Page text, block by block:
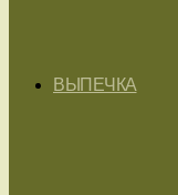
ВЫПЕЧКА